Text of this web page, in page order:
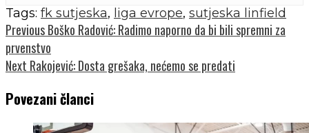
Tags: fk sutjeska, liga evrope, sutjeska linfield
Continue
Reading
PreviousBoško Radović: Radimo naporno da bi bili spremni za
prvenstvo
Next Rakojević: Dosta grešaka, nećemo se predati
Povezani članci